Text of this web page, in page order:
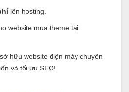
lên hosting.
website mua theme tại
hữu website điện máy chuyên
và tối ưu SEO!